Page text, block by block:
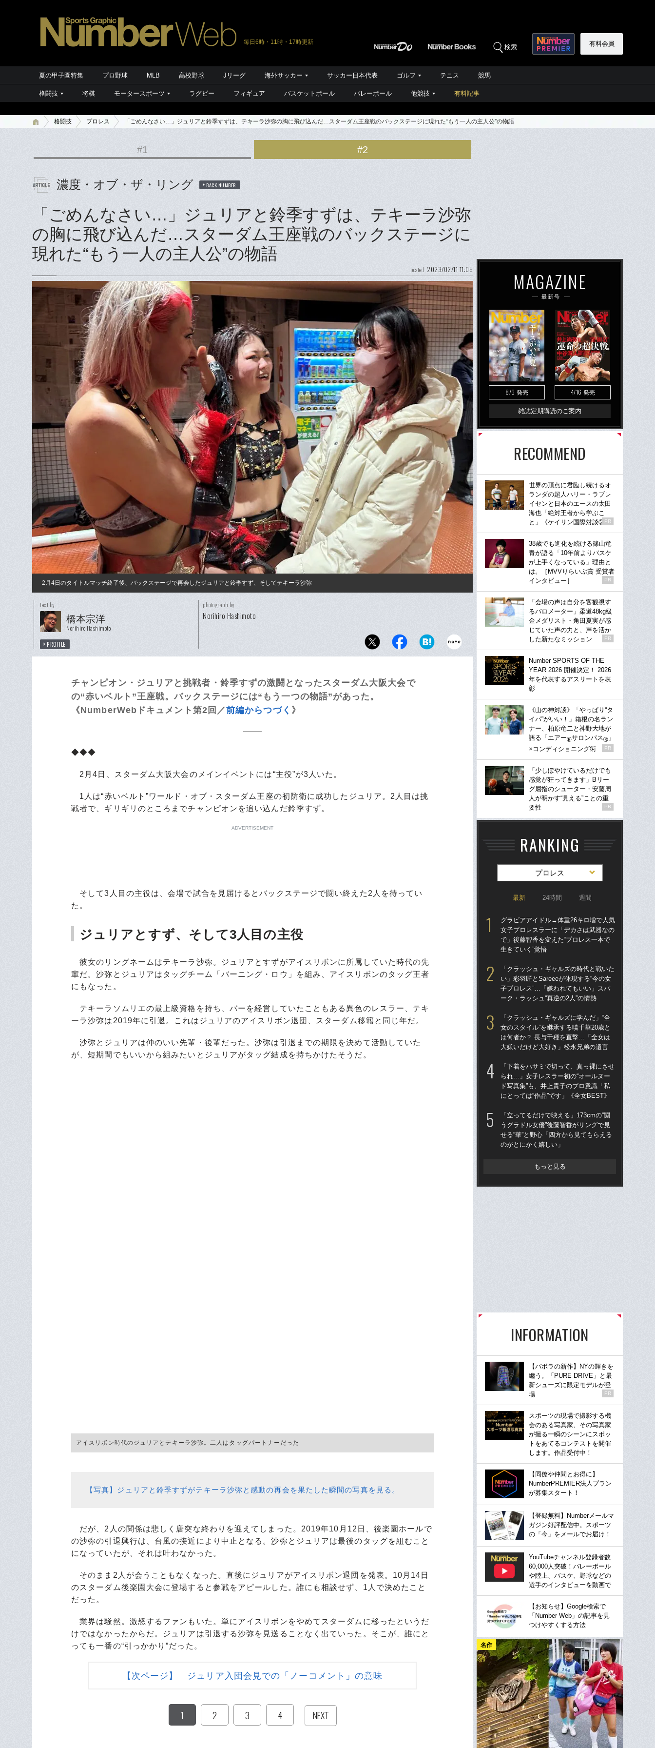
毎日6時・11時・17時更新
検索 有料会員
夏の甲子園特集 プロ野球 MLB 高校野球 Jリーグ 海外サッカー サッカー日本代表 ゴルフ テニス 競馬
格闘技 将棋 モータースポーツ ラグビー フィギュア バスケットボール バレーボール 他競技 有料記事
格闘技 プロレス 「ごめんなさい…」ジュリアと鈴季すずは、テキーラ沙弥の胸に飛び込んだ…スターダム王座戦のバックステージに現れた“もう一人の主人公”の物語
#1 #2
濃度・オブ・ザ・リング BACK NUMBER
「ごめんなさい…」ジュリアと鈴季すずは、テキーラ沙弥
の胸に飛び込んだ…スターダム王座戦のバックステージに
現れた“もう一人の主人公”の物語
posted 2023/02/11 11:05
2月4日のタイトルマッチ終了後、バックステージで再会したジュリアと鈴季すず、そしてテキーラ沙弥
text by
橋本宗洋
Norihiro Hashimoto
PROFILE
photograph by
Norihiro Hashimoto
チャンピオン・ジュリアと挑戦者・鈴季すずの激闘となったスターダム大阪大会で
の“赤いベルト”王座戦。バックステージには“もう一つの物語”があった。
《NumberWebドキュメント第2回／前編からつづく 》
◆◆◆
2月4日、スターダム大阪大会のメインイベントには“主役”が3人いた。
1人は“赤いベルト”ワールド・オブ・スターダム王座の初防衛に成功したジュリア。2人目は挑
戦者で、ギリギリのところまでチャンピオンを追い込んだ鈴季すず。
ADVERTISEMENT
そして3人目の主役は、会場で試合を見届けるとバックステージで闘い終えた2人を待ってい
た。
ジュリアとすず、そして3人目の主役
彼女のリングネームはテキーラ沙弥。ジュリアとすずがアイスリボンに所属していた時代の先
輩だ。沙弥とジュリアはタッグチーム「バーニング・ロウ」を組み、アイスリボンのタッグ王者
にもなった。
テキーラソムリエの最上級資格を持ち、バーを経営していたこともある異色のレスラー、テキ
ーラ沙弥は2019年に引退。これはジュリアのアイスリボン退団、スターダム移籍と同じ年だ。
沙弥とジュリアは仲のいい先輩・後輩だった。沙弥は引退までの期限を決めて活動していた
が、短期間でもいいから組みたいとジュリアがタッグ結成を持ちかけたそうだ。
になっていたが、それは叶わなかった。
そのまま2人が会うこともなくなった。直後にジュリアがアイスリボン退団を発表。10月14日
っても一番の“引っかかり”だった。
【次ページ】 ジュリア入団会見での「ノーコメント」の意味
1 2 3 4 NEXT
MAGAZINE
最新号
8/6 発売 4/16 発売
雑誌定期購読のご案内
RECOMMEND
世界の頂点に君臨し続けるオ
ランダの超人ハリー・ラブレ
イセンと日本のエースの太田
海也「絶対王者から学ぶこ
と」《ケイリン国際対談②》
PR
38歳でも進化を続ける篠山竜
青が語る「10年前よりバスケ
が上手くなっている」理由と
は。［MVVりらいぶ賞 受賞者
インタビュー］
PR
「会場の声は自分を客観視す
るバロメーター」柔道48kg級
金メダリスト・角田夏実が感
じていた声の力と、声を活か
した新たなミッション
PR
Number SPORTS OF THE
YEAR 2026 開催決定！ 2026
年を代表するアスリートを表
彰
《山の神対談》「やっぱり“タ
イパ”がいい！」箱根の名ラン
ナー、柏原竜二と神野大地が
語る「エアー®サロンパス® 」
×コンディショニング術
PR
「少しぼやけているだけでも
感覚が狂ってきます」Bリー
グ屈指のシューター・安藤周
人が明かす“見える”ことの重
要性
PR
RANKING
プロレス
最新 24時間 週間
グラビアアイドル→体重26キロ増で人気
女子プロレスラーに「デカさは武器なの
で」後藤智香を変えた“プロレス一本で
生きていく”覚悟
「クラッシュ・ギャルズの時代と戦いた
い」彩羽匠とSareeeが体現する“今の女
子プロレス”…「嫌われてもいい」スパ
ーク・ラッシュ“真逆の2人”の情熱
「クラッシュ・ギャルズに学んだ」“全
女のスタイル”を継承する暁千華20歳と
は何者か？ 長与千種を直撃…「全女は
大嫌いだけど大好き」松永兄弟の遺言
「下着をハサミで切って、真っ裸にさせ
られ…」女子レスラー初の“オールヌー
ド写真集”も、井上貴子のプロ意識「私
にとっては“作品”です」《全女BEST》
「立ってるだけで映える」173cmの“闘
うグラドル女優”後藤智香がリングで見
せる“華”と野心「四方から見てもらえる
のがとにかく嬉しい」
もっと見る
INFORMATION
【バボラの新作】NYの輝きを
纏う。「PURE DRIVE」と最
新シューズに限定モデルが登
場
PR
スポーツの現場で撮影する機
会のある写真家、その写真家
が撮る一瞬のシーンにスポッ
トをあてるコンテストを開催
します。作品受付中！
【同僚や仲間とお得に】
NumberPREMIER法人プラン
が募集スタート！
【登録無料】Numberメールマ
ガジン好評配信中。スポーツ
の「今」をメールでお届け！
YouTubeチャンネル登録者数
60,000人突破！バレーボール
や陸上、バスケ、野球などの
選手のインタビューを動画で
【お知らせ】Google検索で
「Number Web」の記事を見
つけやすくする方法
名作